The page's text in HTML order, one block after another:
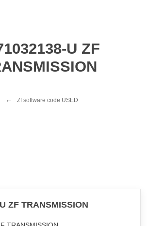
U ZF
Zf software code USED
ZF TRANSMISSION